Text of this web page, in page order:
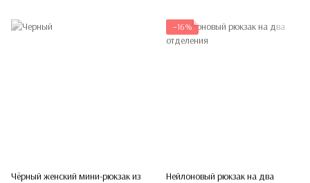
Чёрный женский мини-рюкзак из
−16%
Нейлоновый рюкзак на два